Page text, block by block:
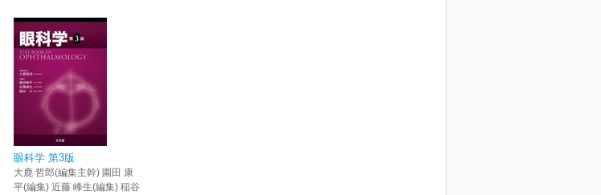
眼科学 第3版
大鹿 哲郎(編集主幹) 園田 康
平(編集) 近藤 峰生(編集) 稲谷